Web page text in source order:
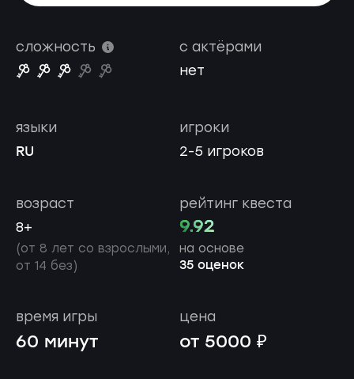
сложность
с актёрами
нет
игроки
2-5 игроков
языки
RU
возраст
8+
(от 8 лет со взрослыми,
от 14 без)
рейтинг квеста
9.92
на основе
35 оценок
время игры
60 минут
цена
от 5000 ₽